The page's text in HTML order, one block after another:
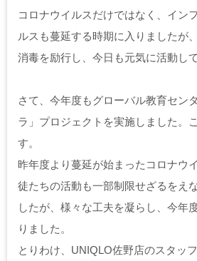
コロナウイルスだけではなく、イン
ルスも蔓延する時期に入りましたが
消毒を励行し、今日も元気に活動し
さて、今年度もグローバル教育セン
ラ」プロジェクトを実施しました。
す。
昨年度より蔓延が始まったコロナウ
徒たちの活動も一部制限せざるをえ
したが、様々な工夫を凝らし、今年
りました。
とりわけ、UNIQLO佐野店のスタッ